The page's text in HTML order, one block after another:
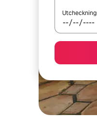
Utcheckning